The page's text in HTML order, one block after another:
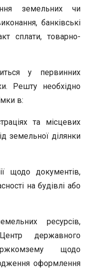
земельних чи
банківські
сплати, товарно-
у первинних
Решту необхідно
в:
та місцевих
земельної ділянки
щодо документів,
на будівлі або
ресурсів,
державного
щодо
оформлення